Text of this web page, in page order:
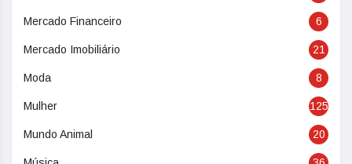
Mercado Financeiro 6
Mercado Imobiliário 21
Moda 8
Mulher 125
Mundo Animal 20